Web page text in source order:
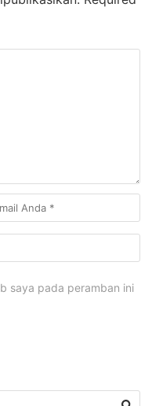
saya pada peramban ini